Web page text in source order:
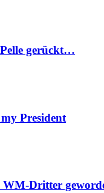
gerückt…
President
Dritter